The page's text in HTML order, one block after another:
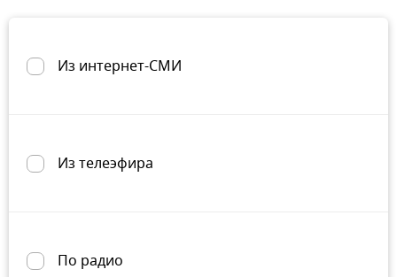
Из интернет-СМИ
Из телеэфира
По радио